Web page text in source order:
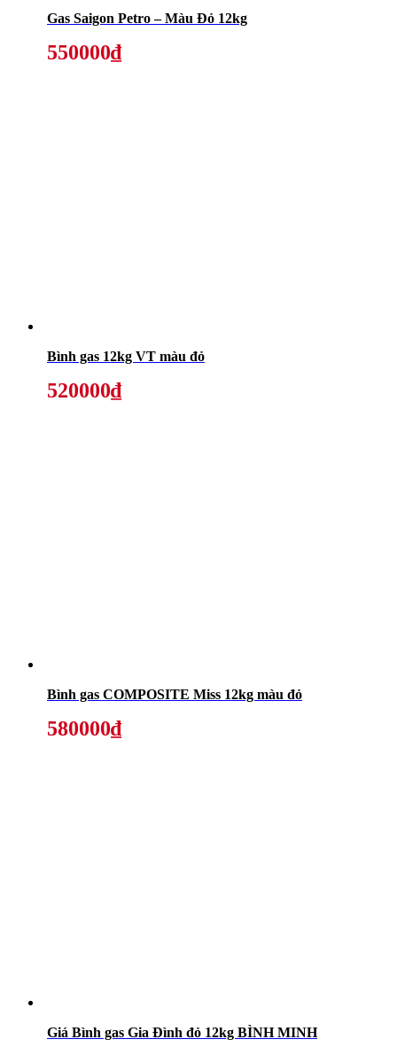
Gas Saigon Petro – Màu Đỏ 12kg
550000₫
Bình gas 12kg VT màu đỏ
520000₫
Bình gas COMPOSITE Miss 12kg màu đỏ
580000₫
Giá Bình gas Gia Đình đỏ 12kg BÌNH MINH